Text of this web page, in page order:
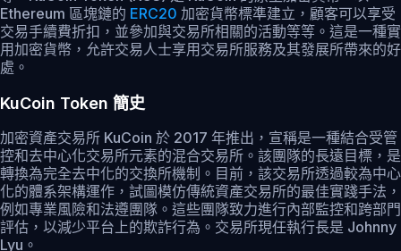
Ethereum 區塊鏈的 ERC20 加密貨幣標準建立，顧客可以享受
交易手續費折扣，並參加與交易所相關的活動等等。這是一種實
用加密貨幣，允許交易人士享用交易所服務及其發展所帶來的好
處。
KuCoin Token 簡史
加密資產交易所 KuCoin 於 2017 年推出，宣稱是一種結合受管
控和去中心化交易所元素的混合交易所。該團隊的長遠目標，是
轉換為完全去中化的交換所機制。目前，該交易所透過較為中心
化的體系架構運作，試圖模仿傳統資產交易所的最佳實踐手法，
例如專業風險和法遵團隊。這些團隊致力進行內部監控和跨部門
評估，以減少平台上的欺詐行為。交易所現任執行長是 Johnny
Lyu。